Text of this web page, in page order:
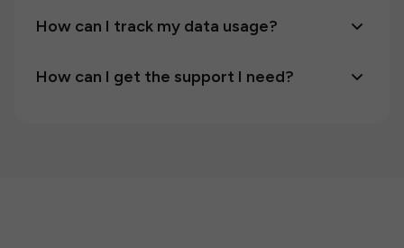
How can I track my data usage?
How can I get the support I need?